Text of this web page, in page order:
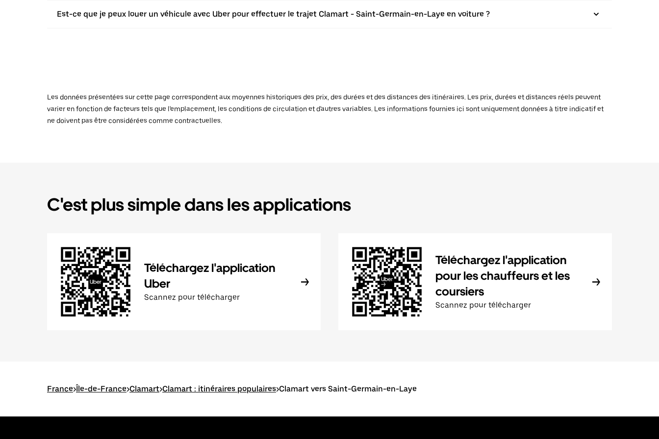
Est-ce que je peux louer un véhicule avec Uber pour effectuer le trajet Clamart - Saint-Germain-en-Laye en voiture ?
Les données présentées sur cette page correspondent aux moyennes historiques des prix, des durées et des distances des itinéraires. Les prix, durées et distances réels peuvent
varier en fonction de facteurs tels que l'emplacement, les conditions de circulation et d'autres variables. Les informations fournies ici sont uniquement données à titre indicatif et
ne doivent pas être considérées comme contractuelles.
C'est plus simple dans les applications
Téléchargez l'application
Uber
Scannez pour télécharger
Téléchargez l'application
pour les chauffeurs et les
coursiers
Scannez pour télécharger
France>Île-de-France>Clamart>Clamart : itinéraires populaires>Clamart vers Saint-Germain-en-Laye